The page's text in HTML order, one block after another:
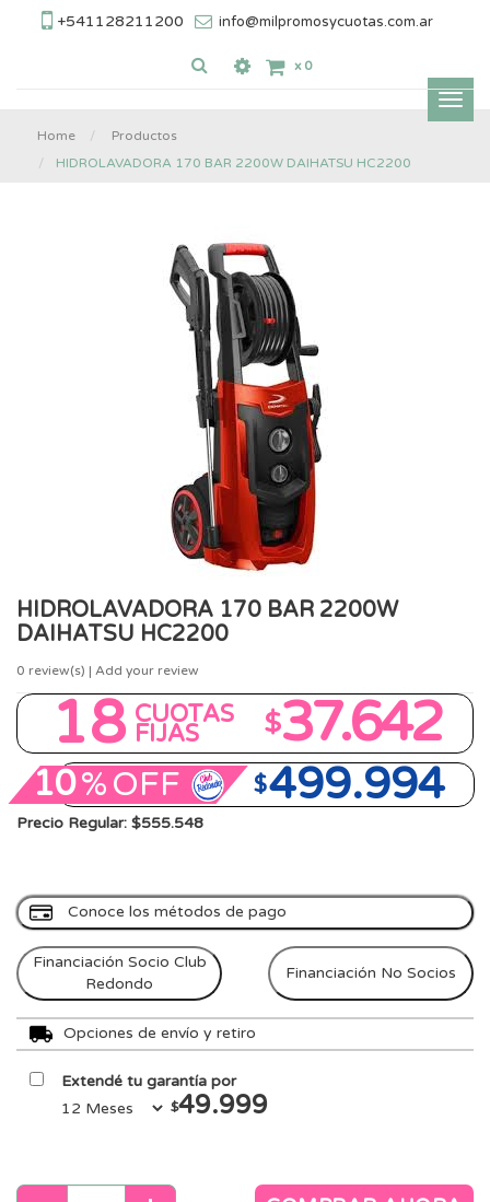
+541128211200 info@milpromosycuotas.com.ar
x 0
Home
Productos
HIDROLAVADORA 170 BAR 2200W DAIHATSU HC2200
HIDROLAVADORA 170 BAR 2200W
DAIHATSU HC2200
0 review(s) | Add your review
18 CUOTAS
FIJAS $37.642
10%OFF $499.994
Precio Regular: $555.548
Conoce los métodos de pago
Financiación Socio Club
Redondo
Financiación No Socios
Opciones de envío y retiro
Extendé tu garantía por
$49.999